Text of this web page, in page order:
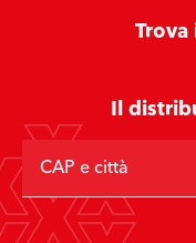
Il
CAP e città